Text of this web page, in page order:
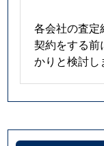
各会社の査定
契約をする前
かりと検討し